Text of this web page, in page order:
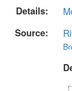
Details:
Source: